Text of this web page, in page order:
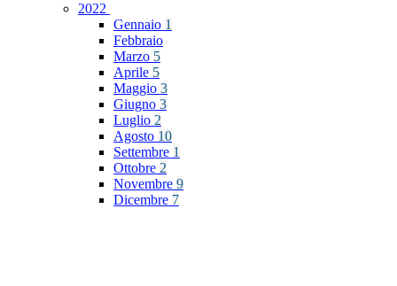
2022
Gennaio 1
Febbraio
Marzo 5
Aprile 5
Maggio 3
Giugno 3
Luglio 2
Agosto 10
Settembre 1
Ottobre 2
Novembre 9
Dicembre 7